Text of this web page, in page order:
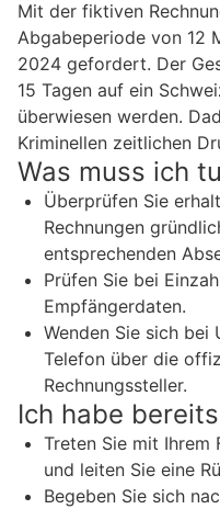
Mit der fiktiven
Abgabeperiode von 12
2024 gefordert. Der
15 Tagen auf ein
überwiesen werden.
Kriminellen zeitlichen
Was muss ich
Überprüfen Sie
Rechnungen
entsprechenden
Prüfen Sie bei
Empfängerdaten.
Wenden Sie sich bei
Telefon über die
Rechnungssteller.
Ich habe
Treten Sie mit Ihrem
und leiten Sie eine
Begeben Sie sich